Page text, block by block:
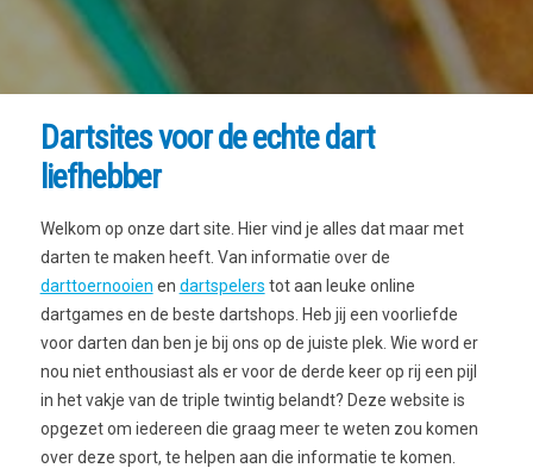
Dartsites voor de echte dart
liefhebber
Welkom op onze dart site. Hier vind je alles dat maar met
darten te maken heeft. Van informatie over de
darttoernooien en dartspelers tot aan leuke online
dartgames en de beste dartshops. Heb jij een voorliefde
voor darten dan ben je bij ons op de juiste plek. Wie word er
nou niet enthousiast als er voor de derde keer op rij een pijl
in het vakje van de triple twintig belandt? Deze website is
opgezet om iedereen die graag meer te weten zou komen
over deze sport, te helpen aan die informatie te komen.